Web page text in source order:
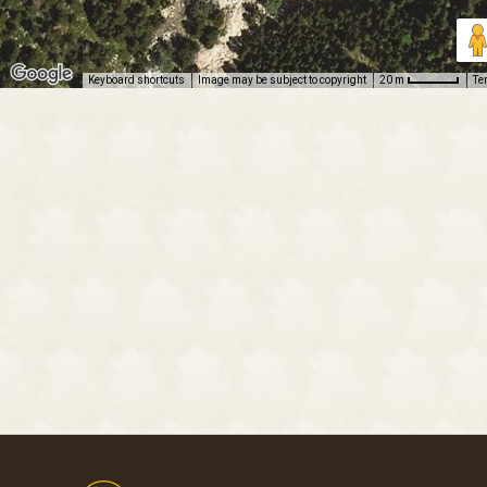
Keyboard shortcuts Image may be subject to copyright 20 m